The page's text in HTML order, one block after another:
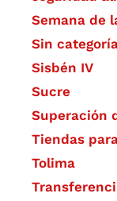
Semana de
Sin
Sisbén IV
Sucre
Superación
Tiendas
Tolima